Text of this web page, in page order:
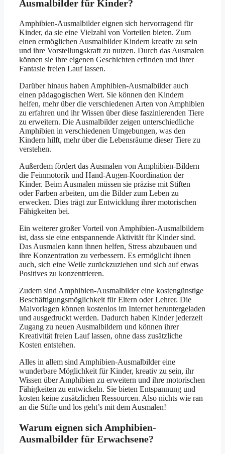
Ausmalbilder für Kinder?
Amphibien-Ausmalbilder eignen sich hervorragend für
Kinder, da sie eine Vielzahl von Vorteilen bieten. Zum
einen ermöglichen Ausmalbilder Kindern kreativ zu sein
und ihre Vorstellungskraft zu nutzen. Durch das Ausmalen
können sie ihre eigenen Geschichten erfinden und ihrer
Fantasie freien Lauf lassen.
Darüber hinaus haben Amphibien-Ausmalbilder auch
einen pädagogischen Wert. Sie können den Kindern
helfen, mehr über die verschiedenen Arten von Amphibien
zu erfahren und ihr Wissen über diese faszinierenden Tiere
zu erweitern. Die Ausmalbilder zeigen unterschiedliche
Amphibien in verschiedenen Umgebungen, was den
Kindern hilft, mehr über die Lebensräume dieser Tiere zu
verstehen.
Außerdem fördert das Ausmalen von Amphibien-Bildern
die Feinmotorik und Hand-Augen-Koordination der
Kinder. Beim Ausmalen müssen sie präzise mit Stiften
oder Farben arbeiten, um die Bilder zum Leben zu
erwecken. Dies trägt zur Entwicklung ihrer motorischen
Fähigkeiten bei.
Ein weiterer großer Vorteil von Amphibien-Ausmalbildern
ist, dass sie eine entspannende Aktivität für Kinder sind.
Das Ausmalen kann ihnen helfen, Stress abzubauen und
ihre Konzentration zu verbessern. Es ermöglicht ihnen
auch, sich eine Weile zurückzuziehen und sich auf etwas
Positives zu konzentrieren.
Zudem sind Amphibien-Ausmalbilder eine kostengünstige
Beschäftigungsmöglichkeit für Eltern oder Lehrer. Die
Malvorlagen können kostenlos im Internet heruntergeladen
und ausgedruckt werden. Dadurch haben Kinder jederzeit
Zugang zu neuen Ausmalbildern und können ihrer
Kreativität freien Lauf lassen, ohne dass zusätzliche
Kosten entstehen.
Alles in allem sind Amphibien-Ausmalbilder eine
wunderbare Möglichkeit für Kinder, kreativ zu sein, ihr
Wissen über Amphibien zu erweitern und ihre motorischen
Fähigkeiten zu entwickeln. Sie bieten Entspannung und
kosten keine zusätzlichen Ressourcen. Also nichts wie ran
an die Stifte und los geht’s mit dem Ausmalen!
Warum eignen sich Amphibien-
Ausmalbilder für Erwachsene?